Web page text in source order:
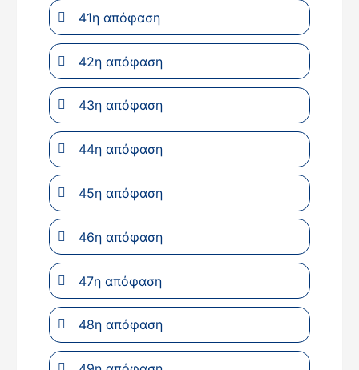
41η απόφαση
42η απόφαση
43η απόφαση
44η απόφαση
45η απόφαση
46η απόφαση
47η απόφαση
48η απόφαση